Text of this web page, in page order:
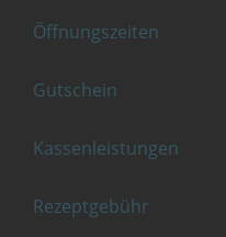
Öffnungszeiten
Gutschein
Kassenleistungen
Rezeptgebühr